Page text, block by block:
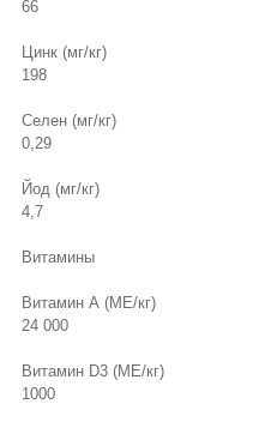
66
Цинк (мг/кг)
198
Селен (мг/кг)
0,29
Йод (мг/кг)
4,7
Витамины
Витамин А (МЕ/кг)
24 000
Витамин D3 (МЕ/кг)
1000